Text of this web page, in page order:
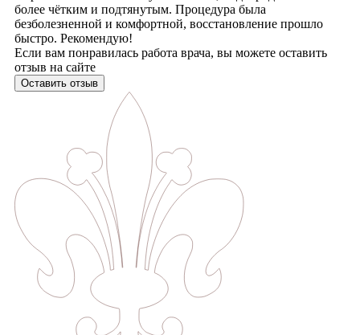
более чётким и подтянутым. Процедура была
безболезненной и комфортной, восстановление прошло
быстро. Рекомендую!
Если вам понравилась работа врача, вы можете оставить
отзыв на сайте
Оставить отзыв